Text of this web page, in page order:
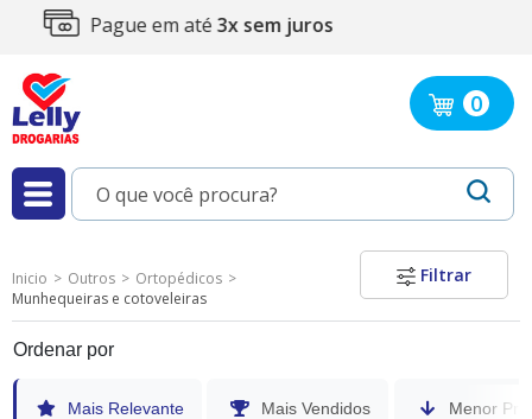
Compra 100%segura
0
Filtrar
Inicio Outros
Ortopédicos
Munhequeiras e cotoveleiras
Ordenar por
Mais Relevante Mais Vendidos Menor